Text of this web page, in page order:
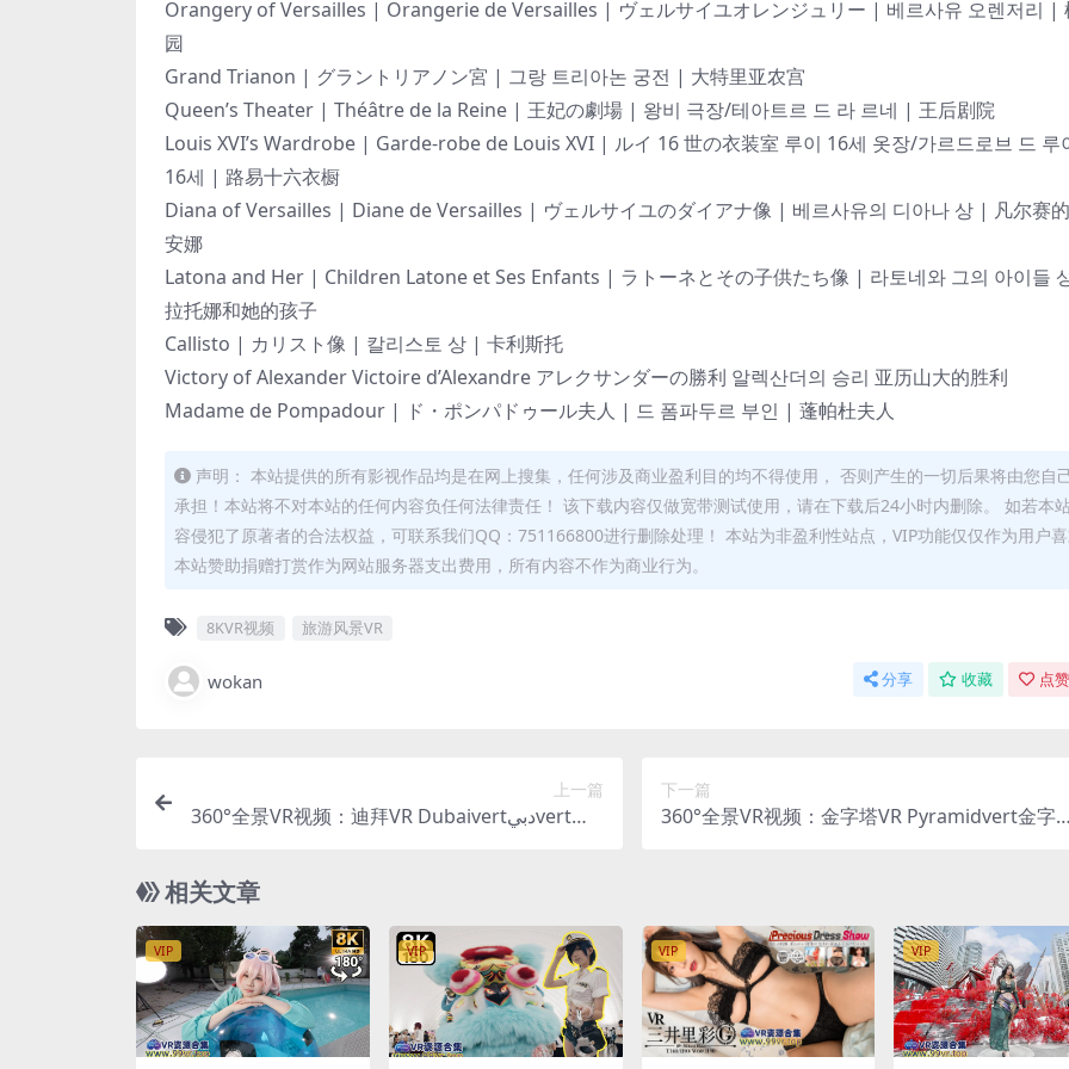
Orangery of Versailles | Orangerie de Versailles | ヴェルサイユオレンジュリー | 베르사유 오렌저리 |
园
Grand Trianon | グラントリアノン宮 | 그랑 트리아논 궁전 | 大特里亚农宫
Queen’s Theater | Théâtre de la Reine | 王妃の劇場 | 왕비 극장/테아트르 드 라 르네 | 王后剧院
Louis XVI’s Wardrobe | Garde-robe de Louis XVI | ルイ 16 世の衣装室 루이 16세 옷장/가르드로브 드 루
16세 | 路易十六衣橱
Diana of Versailles | Diane de Versailles | ヴェルサイユのダイアナ像 | 베르사유의 디아나 상 | 凡尔赛
安娜
Latona and Her | Children Latone et Ses Enfants | ラトーネとその子供たち像 | 라토네와 그의 아이들
拉托娜和她的孩子
Callisto | カリスト像 | 칼리스토 상 | 卡利斯托
Victory of Alexander Victoire d’Alexandre アレクサンダーの勝利 알렉산더의 승리 亚历山大的胜利
Madame de Pompadour | ド・ポンパドゥール夫人 | 드 폼파두르 부인 | 蓬帕杜夫人
声明： 本站提供的所有影视作品均是在网上搜集，任何涉及商业盈利目的均不得使用， 否则产生的一切后果将由您自
承担！本站将不对本站的任何内容负任何法律责任！ 该下载内容仅做宽带测试使用，请在下载后24小时内删除。 如若本
容侵犯了原著者的合法权益，可联系我们QQ：751166800进行删除处理！ 本站为非盈利性站点，VIP功能仅仅作为用户
本站赞助捐赠打赏作为网站服务器支出费用，所有内容不作为商业行为。
8KVR视频 旅游风景VR
wokan 分享 收藏 点
上一篇
360°全景VR视频：迪拜VR Dubaivertدبيvertドバ
下一篇
360°全景VR视频：金字塔VR Pyramidvert金字
相关文章
VIP VIP VIP VIP